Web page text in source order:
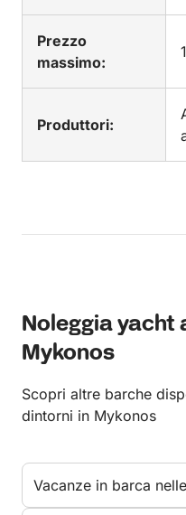
Prezzo
massimo:
Produttori:
Noleggia yacht
Mykonos
Scopri altre barche
dintorni in Mykonos
Vacanze in barca